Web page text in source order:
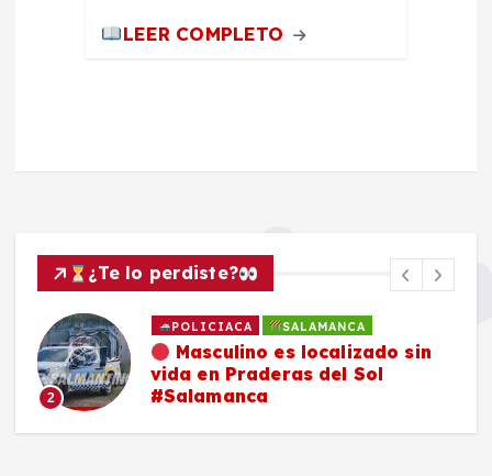
LEER COMPLETO
¿Te lo perdiste?
2
POLICIACA SALAMANCA
Masculino es localizado sin
vida en Praderas del Sol
#Salamanca